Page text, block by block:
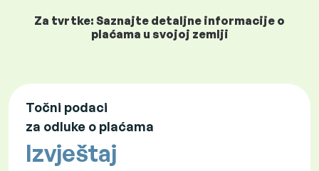
Za tvrtke: Saznajte detaljne informacije o
plaćama u svojoj zemlji
Točni podaci
za odluke o plaćama
Izvještaj